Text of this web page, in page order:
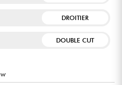
DROITIER
DOUBLE CUT